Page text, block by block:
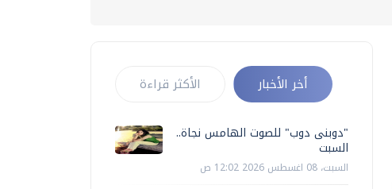
أخر الأخبار الأكثر قراءة
"دوبنى دوب" للصوت الهامس نجاة..
السبت
السبت، 08 اغسطس 2026 12:02 ص